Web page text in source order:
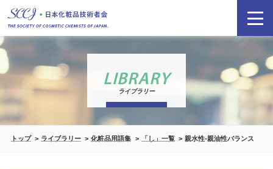
LIBRARY
ライブラリー
トップ ライブラリー 化粧品用語集 「し」一覧 親水性-親油性バランス